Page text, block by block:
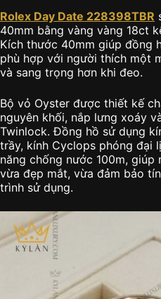
Rolex Day Date 228398TBR
40mm bằng vàng vàng 18ct
Kích thước 40mm giúp đồng
phù hợp với người thích một
và sang trọng hơn khi đeo.
Bộ vỏ Oyster được thiết kế
nguyên khối, nắp lưng xoáy
Twinlock. Đồng hồ sử dụng
trầy, kính Cyclops phóng đại
năng chống nước 100m, giúp
vừa đẹp mắt, vừa đảm bảo
trình sử dụng.